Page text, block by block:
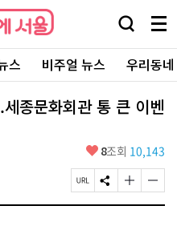
검
창
열
기
메
뉴
전
체
보
기
스 비주얼 뉴스 우리동
종문화회관 통 큰 이벤
좋
요
8조회 10,143
페
이
S
N
글
자
글
자